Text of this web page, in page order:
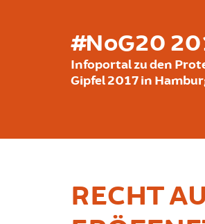
#NoG20
Infoportal zu den
Gipfel 2017 in
RECHT